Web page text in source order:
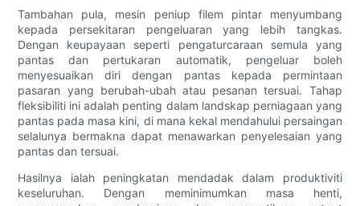
Tambahan pula, mesin peniup filem pintar menyumbang
kepada persekitaran pengeluaran yang lebih tangkas.
Dengan keupayaan seperti pengaturcaraan semula yang
pantas dan pertukaran automatik, pengeluar boleh
menyesuaikan diri dengan pantas kepada permintaan
pasaran yang berubah-ubah atau pesanan tersuai. Tahap
fleksibiliti ini adalah penting dalam landskap perniagaan yang
pantas pada masa kini, di mana kekal mendahului persaingan
selalunya bermakna dapat menawarkan penyelesaian yang
pantas dan tersuai.
Hasilnya ialah peningkatan mendadak dalam produktiviti
keseluruhan. Dengan meminimumkan masa henti,